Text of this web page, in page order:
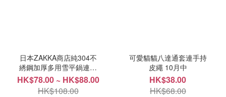
日本ZAKKA商店純304不
綉鋼加厚多用雪平鍋連蒸
架 10月中
HK$78.00 ~ HK$88.00
HK$108.00
可愛貓貓八達通套連手持
皮繩 10月中
HK$38.00
HK$68.00